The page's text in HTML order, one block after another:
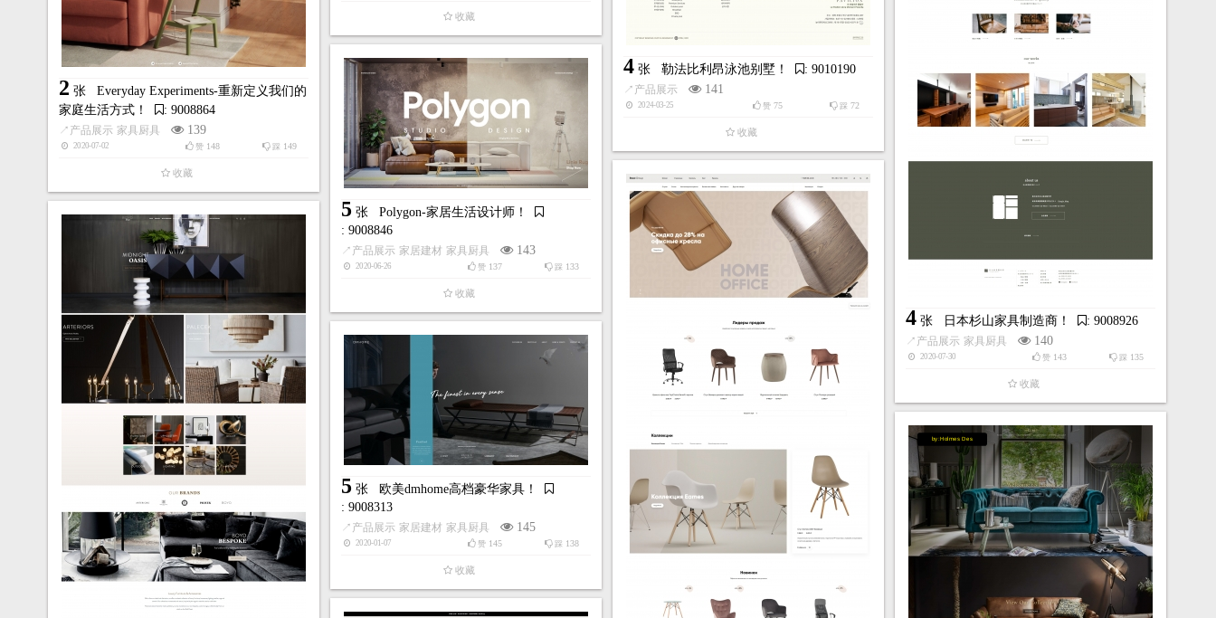
4 张 勒法比利昂泳池别墅！ : 9010190
↗ 产品展示 141
2024-03-25 踩 72
赞75
收藏
4 张 日本杉山家具制造商！ : 9008926
↗ 产品展示 家具厨具 140
2020-07-30 踩 135
赞 143
收藏
收藏
2 张 Everyday Experiments-重新定义我们的
家庭生活方式！
: 9008864
↗ 产品展示 家具厨具 139
2020-07-02 踩 149
赞 148
收藏
5 张 Polygon-家居生活设计师！
: 9008846
↗ 产品展示 家居建材 家具厨具 143
2020-06-26 踩 133
赞 137
收藏
5 张 欧美dmhome高档豪华家具！
: 9008313
↗ 产品展示 家居建材 家具厨具 145
2020-01-07 踩 138
赞 145
收藏
by:Holmes Des